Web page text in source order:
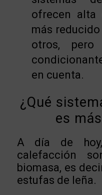
ofrecen alta
más
otros,
en cuenta.
¿Qué
es
A día de
calefacción
biomasa, es
estufas de leña.